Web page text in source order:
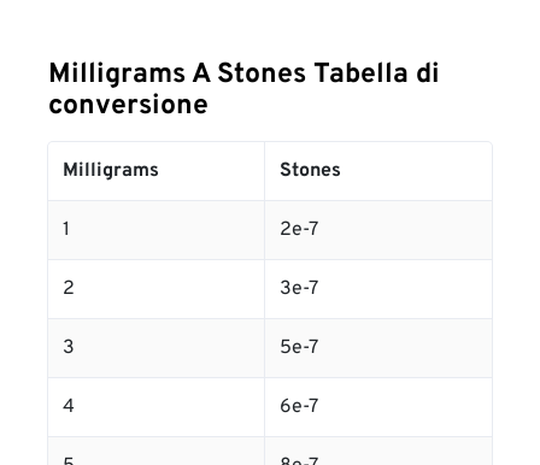
Milligrams A Stones Tabella di
conversione
Milligrams Stones
1 2e-7
2 3e-7
3 5e-7
4 6e-7